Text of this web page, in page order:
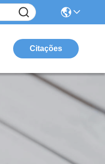
Citações